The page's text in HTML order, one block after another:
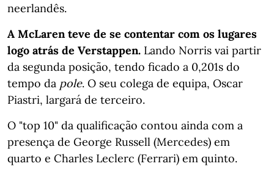
neerlandês.
A McLaren teve de se contentar com os lugares
logo atrás de Verstappen. Lando Norris vai partir
da segunda posição, tendo ficado a 0,201s do
tempo da pole. O seu colega de equipa, Oscar
Piastri, largará de terceiro.
O "top 10" da qualificação contou ainda com a
presença de George Russell (Mercedes) em
quarto e Charles Leclerc (Ferrari) em quinto.